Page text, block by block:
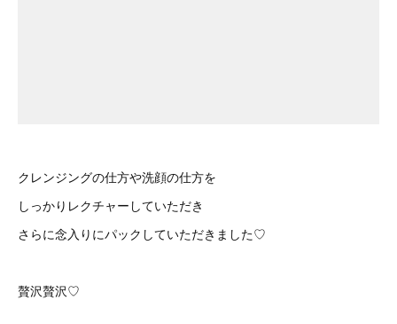
クレンジングの仕方や洗顔の仕方を
しっかりレクチャーしていただき
さらに念入りにパックしていただきました♡
贅沢贅沢♡